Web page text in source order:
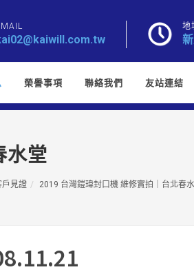
地
榮譽事項 聯絡我們 友站連結
水堂
戶見證 2019 台灣鎧瑋封口機 維修實拍｜台北春